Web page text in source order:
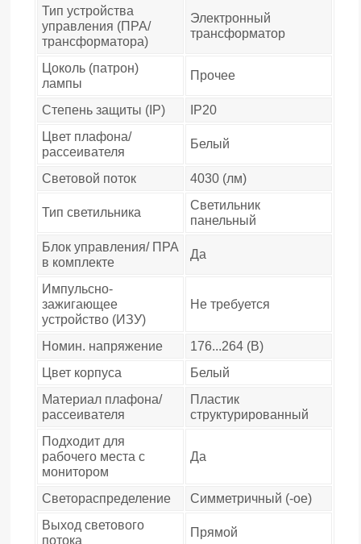
Тип устройства
управления (ПРА/
трансформатора)
Электронный
трансформатор
Цоколь (патрон)
лампы
Прочее
Степень защиты (IP)
IP20
Цвет плафона/
рассеивателя
Белый
Световой поток 4030 (лм)
Тип светильника
Светильник
панельный
Блок управления/ ПРА
в комплекте
Да
Импульсно-
зажигающее
устройство (ИЗУ)
Не требуется
Номин. напряжение
176...264 (В)
Цвет корпуса
Белый
Материал плафона/
рассеивателя
Пластик
структурированный
Подходит для
рабочего места с
монитором
Да
Светораспределение
Симметричный (-ое)
Выход светового
потока
Прямой